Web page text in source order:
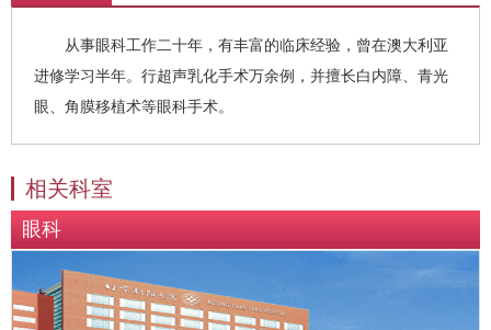
从事眼科工作二十年，有丰富的临床经验，曾在澳大利亚
进修学习半年。行超声乳化手术万余例，并擅长白内障、青光
眼、角膜移植术等眼科手术。
相关科室
眼科